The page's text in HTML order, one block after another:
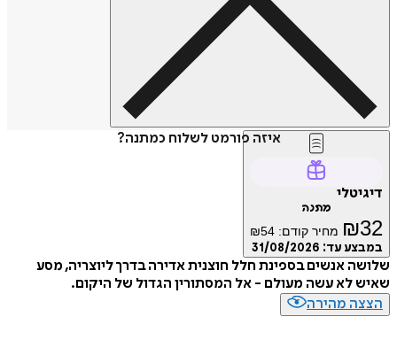
איזה פורמט לשלוח כמתנה?
₪ מחיר קודם: ₪54
עד:31/08/2026
אנשים בספינת חלל חוצנית אדירה בדרך ליוצריה, מסע
לא עשה מעולם - אל המסתורין הגדול של היקום.
מהירה